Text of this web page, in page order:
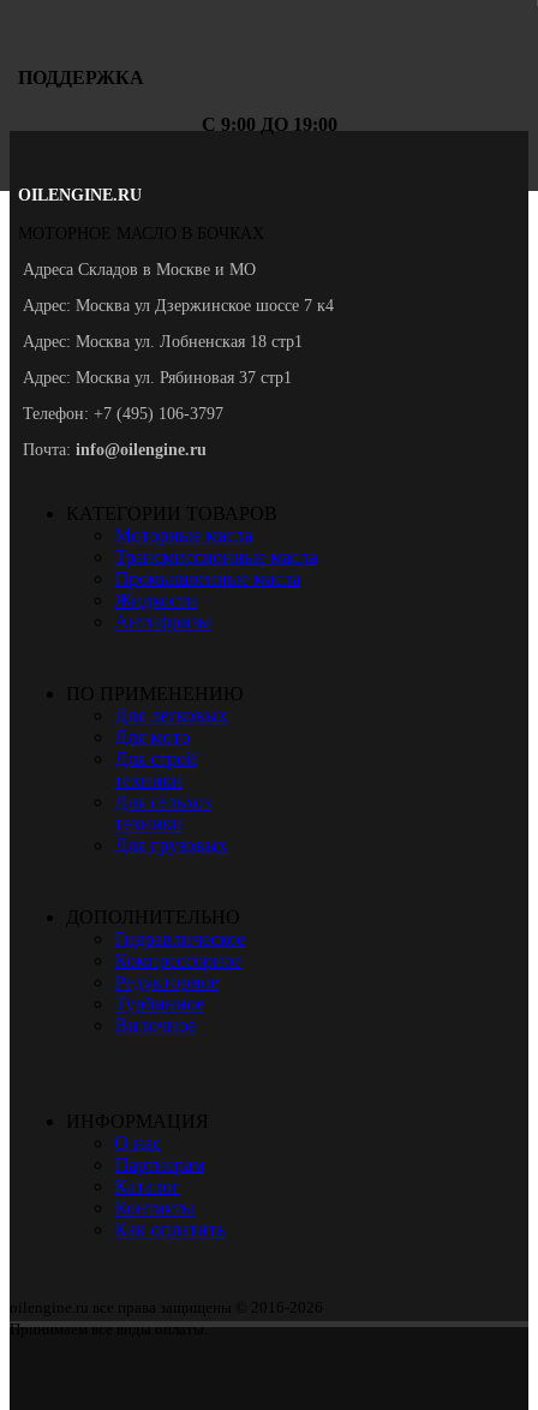
ПОДДЕРЖКА
С 9:00 ДО 19:00
OILENGINE.RU
МОТОРНОЕ МАСЛО В БОЧКАХ
Адреса Складов в Москве и МО
Адрес: Москва ул Дзержинское шоссе 7 к4
Адрес: Москва ул. Лобненская 18 стр1
Адрес: Москва ул. Рябиновая 37 стр1
Телефон: +7 (495) 106-3797
Почта: info@oilengine.ru
КАТЕГОРИИ ТОВАРОВ
Моторные масла
Трансмиссионные масла
Промышленные масла
Жидкости
Антифризы
ПО ПРИМЕНЕНИЮ
Для легковых
Для мото
Для строй
техники
Для сельхоз
техники
Для грузовых
ДОПОЛНИТЕЛЬНО
Гидравлическое
Компрессорное
Редукторное
Турбинное
Вилочное
ИНФОРМАЦИЯ
О нас
Партнерам
Каталог
Контакты
Как оплатить
oilengine.ru все права защищены © 2016-2026
Принимаем все виды оплаты.